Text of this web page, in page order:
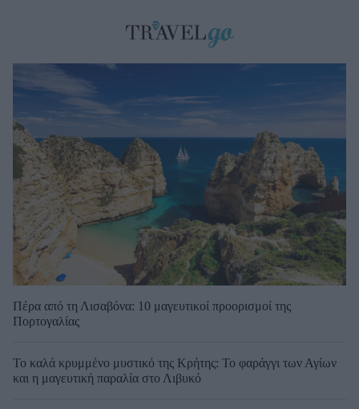
Πέρα από τη Λισαβόνα: 10 μαγευτικοί προορισμοί της
Πορτογαλίας
Το καλά κρυμμένο μυστικό της Κρήτης: Το φαράγγι των Αγίων
και η μαγευτική παραλία στο Λιβυκό